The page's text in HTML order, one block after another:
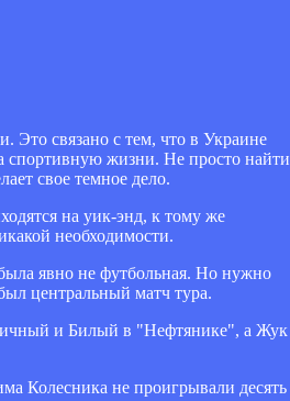
Это связано с тем, что в Украине
спортивную жизни. Не просто найти
свое темное дело.
на уик-энд, к тому же
необходимости.
явно не футбольная. Но нужно
центральный матч тура.
и Билый в "Нефтянике", а Жук
Колесника не проигрывали десять